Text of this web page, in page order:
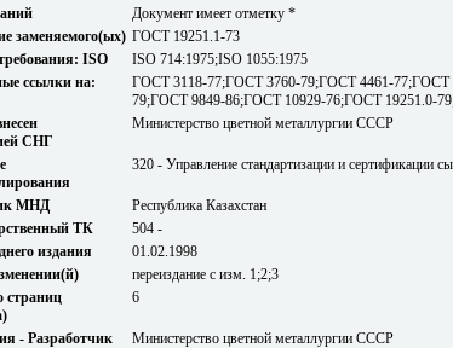
Документ имеет отметку *
заменяемого(ых) ГОСТ 19251.1-73
ISO
ISO 714:1975;ISO 1055:1975
ссылки на:
ГОСТ 3118-77;ГОСТ 3760-79;ГОСТ 4461-77;ГОСТ
79;ГОСТ 9849-86;ГОСТ 10929-76;ГОСТ 19251.0-
СНГ
Министерство цветной металлургии СССР
320 - Управление стандартизации и сертификации
МНД
Республика Казахстан
ТК
504 -
издания
01.02.1998
переиздание с изм. 1;2;3
страниц
6
- Разработчик
Министерство цветной металлургии СССР